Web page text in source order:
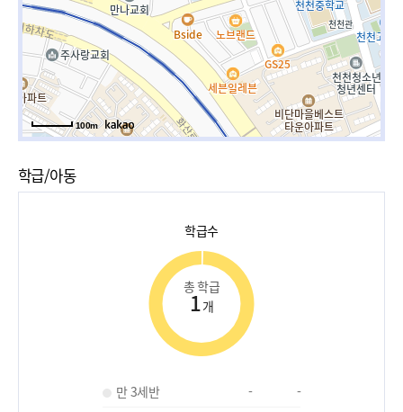
100m
학급/아동
학급수
총 학급
1개
만 3세반 -
-